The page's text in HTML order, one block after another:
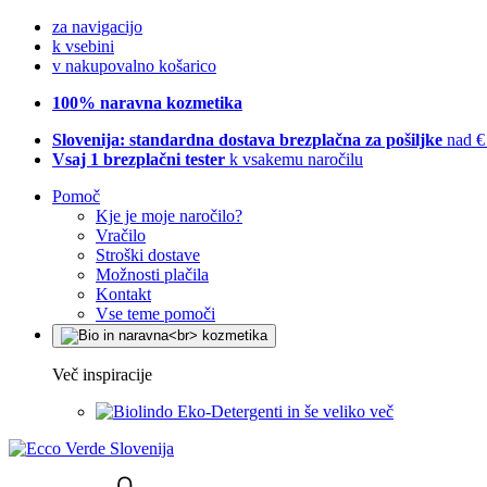
za navigacijo
k vsebini
v nakupovalno košarico
100% naravna kozmetika
Slovenija: standardna dostava brezplačna za pošiljke nad
Vsaj 1 brezplačni tester k vsakemu naročilu
Pomoč
Kje je moje naročilo?
Vračilo
Stroški dostave
Možnosti plačila
Kontakt
Vse teme pomoči
Več inspiracije
Eko-Detergenti in še veliko več